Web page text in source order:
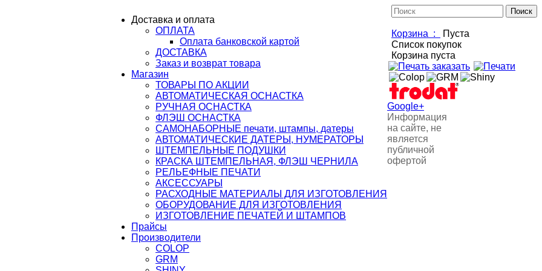
Корзина :
Пуста
Список покупок
Корзина пуста
Доставка и оплата
ОПЛАТА
Оплата банковской картой
ДОСТАВКА
Заказ и возврат товара
Магазин
ТОВАРЫ ПО АКЦИИ
АВТОМАТИЧЕСКАЯ ОСНАСТКА
РУЧНАЯ ОСНАСТКА
ФЛЭШ ОСНАСТКА
САМОНАБОРНЫЕ печати, штампы, датеры
АВТОМАТИЧЕСКИЕ ДАТЕРЫ, НУМЕРАТОРЫ
ШТЕМПЕЛЬНЫЕ ПОДУШКИ
КРАСКА ШТЕМПЕЛЬНАЯ, ФЛЭШ ЧЕРНИЛА
РЕЛЬЕФНЫЕ ПЕЧАТИ
АКСЕССУАРЫ
РАСХОДНЫЕ МАТЕРИАЛЫ ДЛЯ ИЗГОТОВЛЕНИЯ
ОБОРУДОВАНИЕ ДЛЯ ИЗГОТОВЛЕНИЯ
ИЗГОТОВЛЕНИЕ ПЕЧАТЕЙ И ШТАМПОВ
Прайсы
Производители
COLOP
GRM
Google+
Информация
на сайте, не
является
публичной
офертой